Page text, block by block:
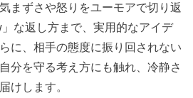
まずさや怒りをユーモアで切り返
な返し方まで、実用的なアイデ
に、相手の態度に振り回されない
分を守る考え方にも触れ、冷静さ
けします。